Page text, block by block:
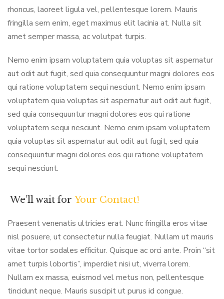
rhoncus, laoreet ligula vel, pellentesque lorem. Mauris
fringilla sem enim, eget maximus elit lacinia at. Nulla sit
amet semper massa, ac volutpat turpis.
Nemo enim ipsam voluptatem quia voluptas sit aspernatur
aut odit aut fugit, sed quia consequuntur magni dolores eos
qui ratione voluptatem sequi nesciunt. Nemo enim ipsam
voluptatem quia voluptas sit aspernatur aut odit aut fugit,
sed quia consequuntur magni dolores eos qui ratione
voluptatem sequi nesciunt. Nemo enim ipsam voluptatem
quia voluptas sit aspernatur aut odit aut fugit, sed quia
consequuntur magni dolores eos qui ratione voluptatem
sequi nesciunt.
We’ll wait for Your Contact!
Praesent venenatis ultricies erat. Nunc fringilla eros vitae
nisl posuere, ut consectetur nulla feugiat. Nullam ut mauris
vitae tortor sodales efficitur. Quisque ac orci ante. Proin “sit
amet turpis lobortis”, imperdiet nisi ut, viverra lorem.
Nullam ex massa, euismod vel metus non, pellentesque
tincidunt neque. Mauris suscipit ut purus id congue.